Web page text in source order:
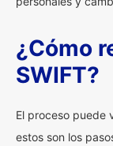
¿Cómo
SWIFT?
El proceso puede
estos son los